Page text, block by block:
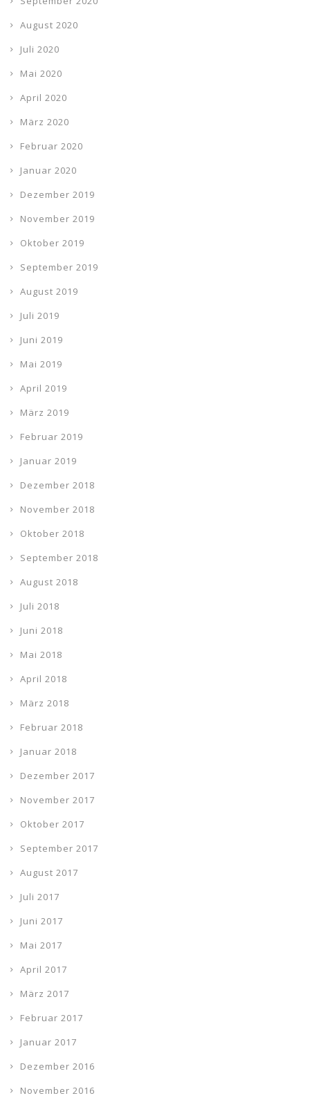
August 2020
Juli 2020
Mai 2020
April 2020
März 2020
Februar 2020
Januar 2020
Dezember 2019
November 2019
Oktober 2019
September 2019
August 2019
Juli 2019
Juni 2019
Mai 2019
April 2019
März 2019
Februar 2019
Januar 2019
Dezember 2018
November 2018
Oktober 2018
September 2018
August 2018
Juli 2018
Juni 2018
Mai 2018
April 2018
März 2018
Februar 2018
Januar 2018
Dezember 2017
November 2017
Oktober 2017
September 2017
August 2017
Juli 2017
Juni 2017
Mai 2017
April 2017
März 2017
Februar 2017
Januar 2017
Dezember 2016
November 2016